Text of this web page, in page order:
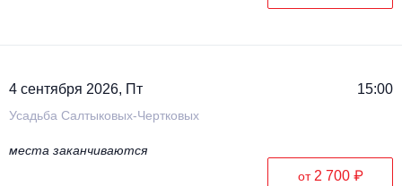
4 сентября 2026, Пт 15:00
Усадьба Салтыковых-Чертковых
места заканчиваются
от 2 700 ₽